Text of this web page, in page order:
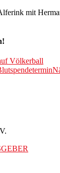
mit
Völkerball